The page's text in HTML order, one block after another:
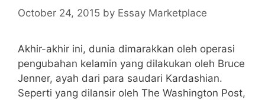
October 24, 2015 by Essay Marketplace
Akhir-akhir ini, dunia dimarakkan oleh operasi
pengubahan kelamin yang dilakukan oleh Bruce
Jenner, ayah dari para saudari Kardashian.
Seperti yang dilansir oleh The Washington Post,